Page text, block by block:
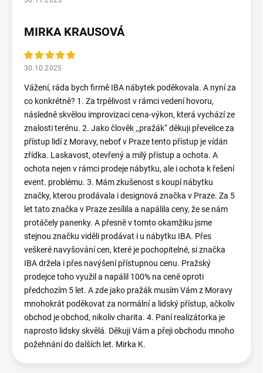
MIRKA KRAUSOVÁ
30.10.2025
Vážení, ráda bych firmě IBA nábytek poděkovala. A nyní za
co konkrétně? 1. Za trpělivost v rámci vedení hovoru,
následně skvělou improvizaci cena-výkon, která vychází ze
znalosti terénu. 2. Jako člověk ,,pražák“ děkuji převelice za
přístup lidí z Moravy, neboť v Praze tento přístup je vídán
zřídka. Laskavost, otevřený a milý přístup a ochota. A
ochota nejen v rámci prodeje nábytku, ale i ochota k řešení
event. problému. 3. Mám zkušenost s koupí nábytku
značky, kterou prodávala i designová značka v Praze. Za 5
let tato značka v Praze zesílila a napálila ceny, že se nám
protáčely panenky. A přesně v tomto okamžiku jsme
stejnou značku viděli prodávat i u nábytku IBA. Přes
veškeré navyšování cen, které je pochopitelné, si značka
IBA držela i přes navýšení přístupnou cenu. Pražský
prodejce toho využil a napálil 100% na ceně oproti
předchozím 5 let. A zde jako pražák musím Vám z Moravy
mnohokrát poděkovat za normální a lidský přístup, ačkoliv
obchod je obchod, nikoliv charita. 4. Paní realizátorka je
naprosto lidsky skvělá. Děkuji Vám a přeji obchodu mnoho
požehnání do dalších let. Mirka K.